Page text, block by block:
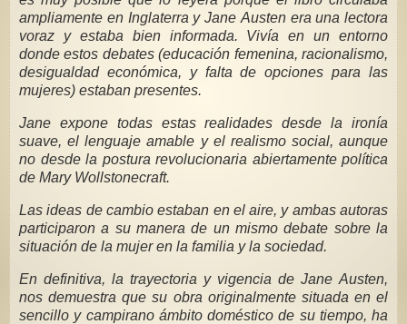
ampliamente en Inglaterra y Jane Austen era una lectora
voraz y estaba bien informada. Vivía en un entorno
donde estos debates (educación femenina, racionalismo,
desigualdad económica, y falta de opciones para las
mujeres) estaban presentes.
Jane expone todas estas realidades desde la ironía
suave, el lenguaje amable y el realismo social, aunque
no desde la postura revolucionaria abiertamente política
de Mary Wollstonecraft.
Las ideas de cambio estaban en el aire, y ambas autoras
participaron a su manera de un mismo debate sobre la
situación de la mujer en la familia y la sociedad.
En definitiva, la trayectoria y vigencia de Jane Austen,
nos demuestra que su obra originalmente situada en el
sencillo y campirano ámbito doméstico de su tiempo, ha